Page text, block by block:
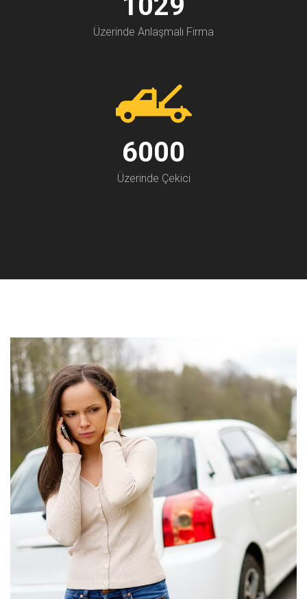
Üzerinde Anlaşmalı Firma
7000
Üzerinde Çekici